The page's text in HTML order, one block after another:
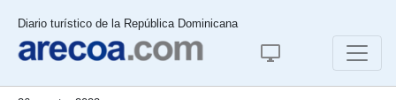
Diario turístico de la República Dominicana